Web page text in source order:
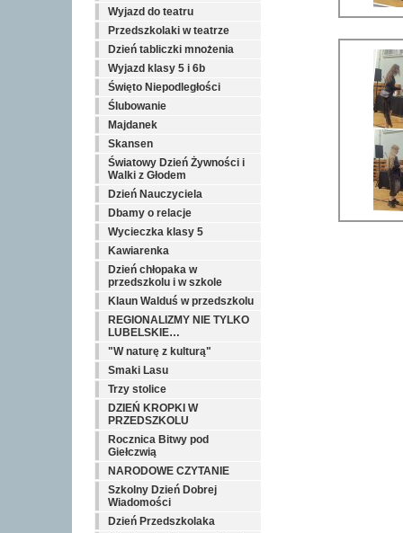
Wyjazd do teatru
Przedszkolaki w teatrze
Dzień tabliczki mnożenia
Wyjazd klasy 5 i 6b
Święto Niepodległości
Ślubowanie
Majdanek
Skansen
Światowy Dzień Żywności i
Walki z Głodem
Dzień Nauczyciela
Dbamy o relacje
Wycieczka klasy 5
Kawiarenka
Dzień chłopaka w
przedszkolu i w szkole
Klaun Walduś w przedszkolu
REGIONALIZMY NIE TYLKO
LUBELSKIE…
"W naturę z kulturą"
Smaki Lasu
Trzy stolice
DZIEŃ KROPKI W
PRZEDSZKOLU
Rocznica Bitwy pod
Giełczwią
NARODOWE CZYTANIE
Szkolny Dzień Dobrej
Wiadomości
Dzień Przedszkolaka